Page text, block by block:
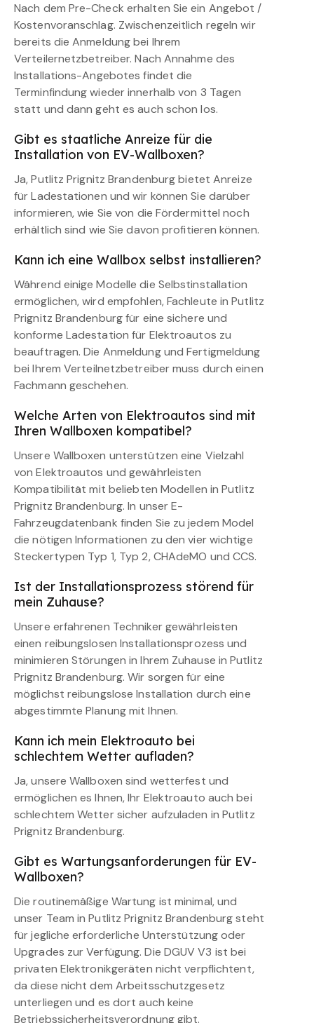
Nach dem Pre-Check erhalten Sie ein Angebot /
Kostenvoranschlag. Zwischenzeitlich regeln wir
bereits die Anmeldung bei Ihrem
Verteilernetzbetreiber. Nach Annahme des
Installations-Angebotes findet die
Terminfindung wieder innerhalb von 3 Tagen
statt und dann geht es auch schon los.
Gibt es staatliche Anreize für die
Installation von EV-Wallboxen?
Ja, Putlitz Prignitz Brandenburg bietet Anreize
für Ladestationen und wir können Sie darüber
informieren, wie Sie von die Fördermittel noch
erhältlich sind wie Sie davon profitieren können.
Kann ich eine Wallbox selbst installieren?
Während einige Modelle die Selbstinstallation
ermöglichen, wird empfohlen, Fachleute in Putlitz
Prignitz Brandenburg für eine sichere und
konforme Ladestation für Elektroautos zu
beauftragen. Die Anmeldung und Fertigmeldung
bei Ihrem Verteilnetzbetreiber muss durch einen
Fachmann geschehen.
Welche Arten von Elektroautos sind mit
Ihren Wallboxen kompatibel?
Unsere Wallboxen unterstützen eine Vielzahl
von Elektroautos und gewährleisten
Kompatibilität mit beliebten Modellen in Putlitz
Prignitz Brandenburg. In unser E-
Fahrzeugdatenbank finden Sie zu jedem Model
die nötigen Informationen zu den vier wichtige
Steckertypen Typ 1, Typ 2, CHAdeMO und CCS.
Ist der Installationsprozess störend für
mein Zuhause?
Unsere erfahrenen Techniker gewährleisten
einen reibungslosen Installationsprozess und
minimieren Störungen in Ihrem Zuhause in Putlitz
Prignitz Brandenburg. Wir sorgen für eine
möglichst reibungslose Installation durch eine
abgestimmte Planung mit Ihnen.
Kann ich mein Elektroauto bei
schlechtem Wetter aufladen?
Ja, unsere Wallboxen sind wetterfest und
ermöglichen es Ihnen, Ihr Elektroauto auch bei
schlechtem Wetter sicher aufzuladen in Putlitz
Prignitz Brandenburg.
Gibt es Wartungsanforderungen für EV-
Wallboxen?
Die routinemäßige Wartung ist minimal, und
unser Team in Putlitz Prignitz Brandenburg steht
für jegliche erforderliche Unterstützung oder
Upgrades zur Verfügung. Die DGUV V3 ist bei
privaten Elektronikgeräten nicht verpflichtent,
da diese nicht dem Arbeitsschutzgesetz
unterliegen und es dort auch keine
Betriebssicherheitsverordnung gibt.